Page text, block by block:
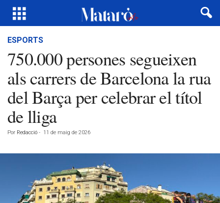
ESPORTS
750.000 persones segueixen
als carrers de Barcelona la rua
del Barça per celebrar el títol
de lliga
Por Redacció - 11 de maig de 2026